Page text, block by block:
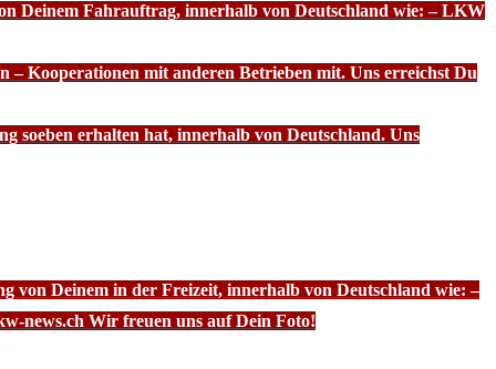
Deinem Fahrauftrag, innerhalb von Deutschland wie: – LKW
– Kooperationen mit anderen Betrieben mit. Uns erreichst Du
soeben erhalten hat, innerhalb von Deutschland. Uns
von Deinem in der Freizeit, innerhalb von Deutschland wie: –
news.ch Wir freuen uns auf Dein Foto!